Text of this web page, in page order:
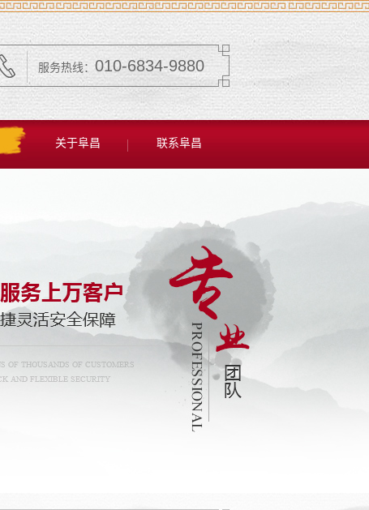
服务热线：010-6834-9880
关于阜昌 联系阜昌